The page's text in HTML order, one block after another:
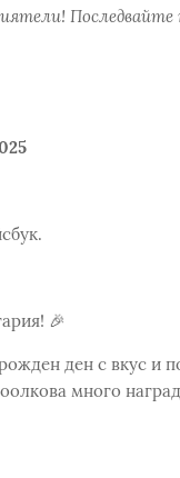
Последвайте
🎉
ден с вкус и
много